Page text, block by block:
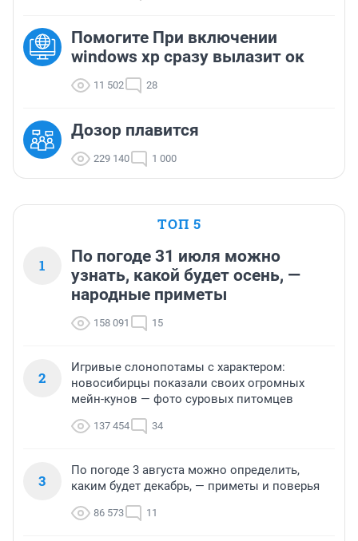
Помогите При включении
windows xp сразу вылазит ок
11 502 28
Дозор плавится
229 140 1 000
ТОП 5
1
По погоде 31 июля можно
узнать, какой будет осень, —
народные приметы
158 091 15
2
Игривые слонопотамы с характером:
новосибирцы показали своих огромных
мейн-кунов — фото суровых питомцев
137 454 34
3
По погоде 3 августа можно определить,
каким будет декабрь, — приметы и поверья
86 573 11